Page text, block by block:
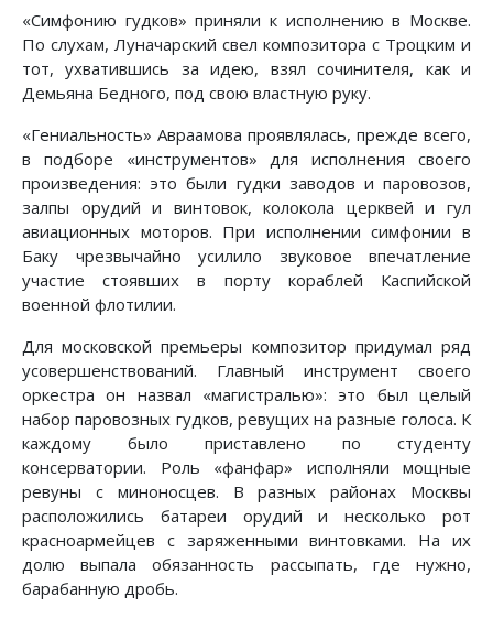
«Симфонию гудков» приняли к исполнению в Москве.
По слухам, Луначарский свел композитора с Троцким и
тот, ухватившись за идею, взял сочинителя, как и
Демьяна Бедного, под свою властную руку.
«Гениальность» Авраамова проявлялась, прежде всего,
в подборе «инструментов» для исполнения своего
произведения: это были гудки заводов и паровозов,
залпы орудий и винтовок, колокола церквей и гул
авиационных моторов. При исполнении симфонии в
Баку чрезвычайно усилило звуковое впечатление
участие стоявших в порту кораблей Каспийской
военной флотилии.
Для московской премьеры композитор придумал ряд
усовершенствований. Главный инструмент своего
оркестра он назвал «магистралью»: это был целый
набор паровозных гудков, ревущих на разные голоса. К
каждому было приставлено по студенту
консерватории. Роль «фанфар» исполняли мощные
ревуны с миноносцев. В разных районах Москвы
расположились батареи орудий и несколько рот
красноармейцев с заряженными винтовками. На их
долю выпала обязанность рассыпать, где нужно,
барабанную дробь.